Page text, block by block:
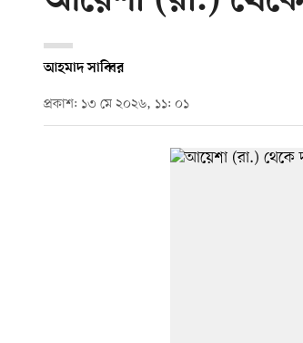
আহমাদ সাব্বির
প্রকাশ: ১৩ মে ২০২৬, ১১: ০১